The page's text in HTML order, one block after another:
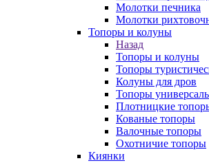
Молотки печника
Молотки
Топоры и колуны
Назад
Топоры и колуны
Топоры
Колуны для дров
Топоры
Плотницкие
Кованые топоры
Валочные топоры
Охотничие топоры
Киянки